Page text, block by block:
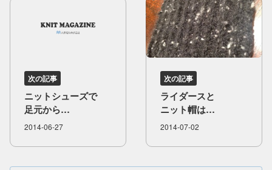
次の記事
ニットシューズで​
足元から​
お洒落を！！
2014-06-27
次の記事
ライダースと​
ニット帽は​
相性抜群！！
2014-07-02